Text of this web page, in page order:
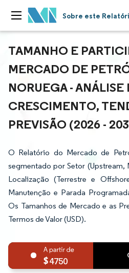
Sobre este
TAMANHO E
MERCADO DE
NORUEGA - ANÁLISE
CRESCIMENTO,
PREVISÃO (2026 -
O Relatório do Mercado de
segmentado por Setor
Localização (Terrestre e
Manutenção e Parada
Os Tamanhos de Mercado e as
Termos de Valor (USD).
4750